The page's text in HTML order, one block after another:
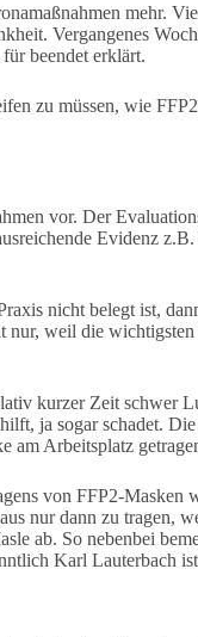
mehr.
Vergangenes
beendet erklärt.
zu müssen, wie
vor. Der
Evidenz
nicht belegt ist,
weil die
kurzer Zeit schwer
ja sogar schadet.
am Arbeitsplatz
von FFP2-Masken
nur dann zu tragen,
ab. So nebenbei
Karl Lauterbach